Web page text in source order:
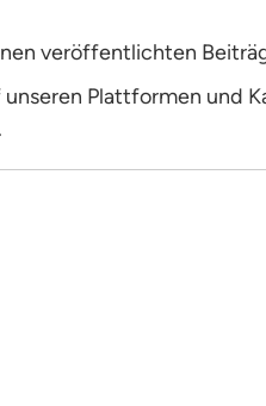
veröffentlichten
Plattformen und